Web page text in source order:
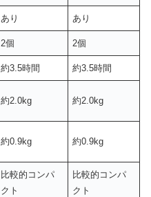
あり あり
2個 2個
約3.5時間 約3.5時間
約2.0kg 約2.0kg
約0.9kg 約0.9kg
比較的コンパ
クト
比較的コンパ
クト